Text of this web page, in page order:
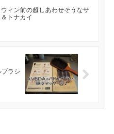
ィン前の超しあわせそうなサ
トナカイ
ラシ